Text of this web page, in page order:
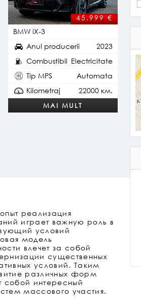
45.999 €
BMW iX-3
Anul producerii
2023
Combustibil Electricitate
Tip MPS
Automata
Kilometraj
22000 км.
MAI MULT
реализация
играет важную роль в
условий
модель
влечет за собой
существенных
условий. Таким
различных форм
собой интересный
массового участия.